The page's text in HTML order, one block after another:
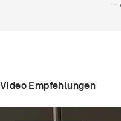
könnte eine richtig
-
Video Empfehlungen